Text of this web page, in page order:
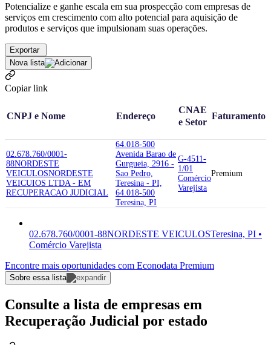
Potencialize e ganhe escala em sua prospecção com empresas de
serviços em crescimento com alto potencial para aquisição de
produtos e serviços que impulsionam suas operações.
Exportar
Nova lista
Copiar link
CNPJ e Nome Endereço
CNAE
e Setor
Faturamento
02.678.760/0001-
88NORDESTE
VEICULOSNORDESTE
VEICUIOS LTDA - EM
RECUPERACAO JUDICIAL
64.018-500
Avenida Barao de
Gurgueia, 2916 -
Sao Pedro,
Teresina - PI,
64.018-500
Teresina, PI
G-4511-
1/01
Comércio
Varejista
Premium
02.678.760/0001-88NORDESTE VEICULOSTeresina, PI •
Comércio Varejista
Encontre mais oportunidades com Econodata Premium
Sobre essa lista
Consulte a lista de empresas em
Recuperação Judicial por estado